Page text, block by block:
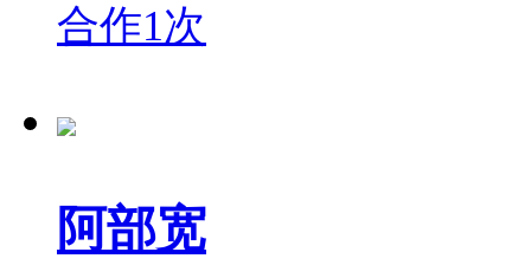
合作1次
阿部宽